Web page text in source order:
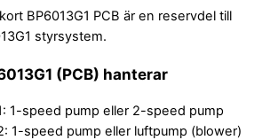
BP6013G1 PCB är en reservdel till
styrsystem.
(PCB) hanterar
1-speed pump eller 2-speed pump
1-speed pump eller luftpump (blower)